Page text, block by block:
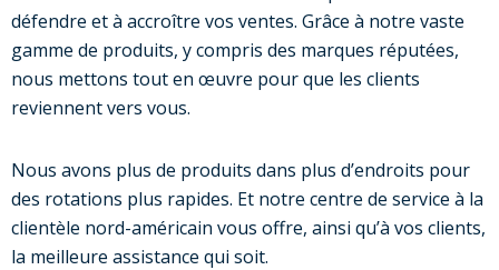
défendre et à accroître vos ventes. Grâce à notre vaste
gamme de produits, y compris des marques réputées,
nous mettons tout en œuvre pour que les clients
reviennent vers vous.
Nous avons plus de produits dans plus d’endroits pour
des rotations plus rapides. Et notre centre de service à la
clientèle nord-américain vous offre, ainsi qu’à vos clients,
la meilleure assistance qui soit.